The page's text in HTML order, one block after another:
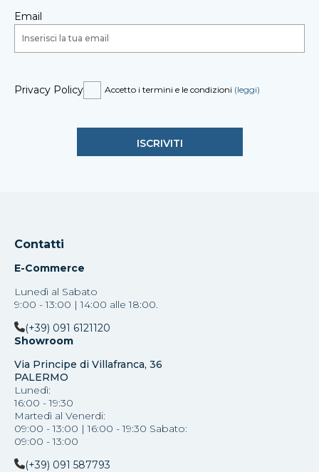
Email
Privacy Policy Accetto i termini e le condizioni (leggi)
Contatti
E-Commerce
Lunedì al Sabato
9:00 - 13:00 | 14:00 alle 18:00.
(+39) 091 6121120
Showroom
Via Principe di Villafranca, 36
PALERMO
Lunedì:
16:00 - 19:30
Martedì al Venerdi:
09:00 - 13:00 | 16:00 - 19:30 Sabato:
09:00 - 13:00
(+39) 091 587793